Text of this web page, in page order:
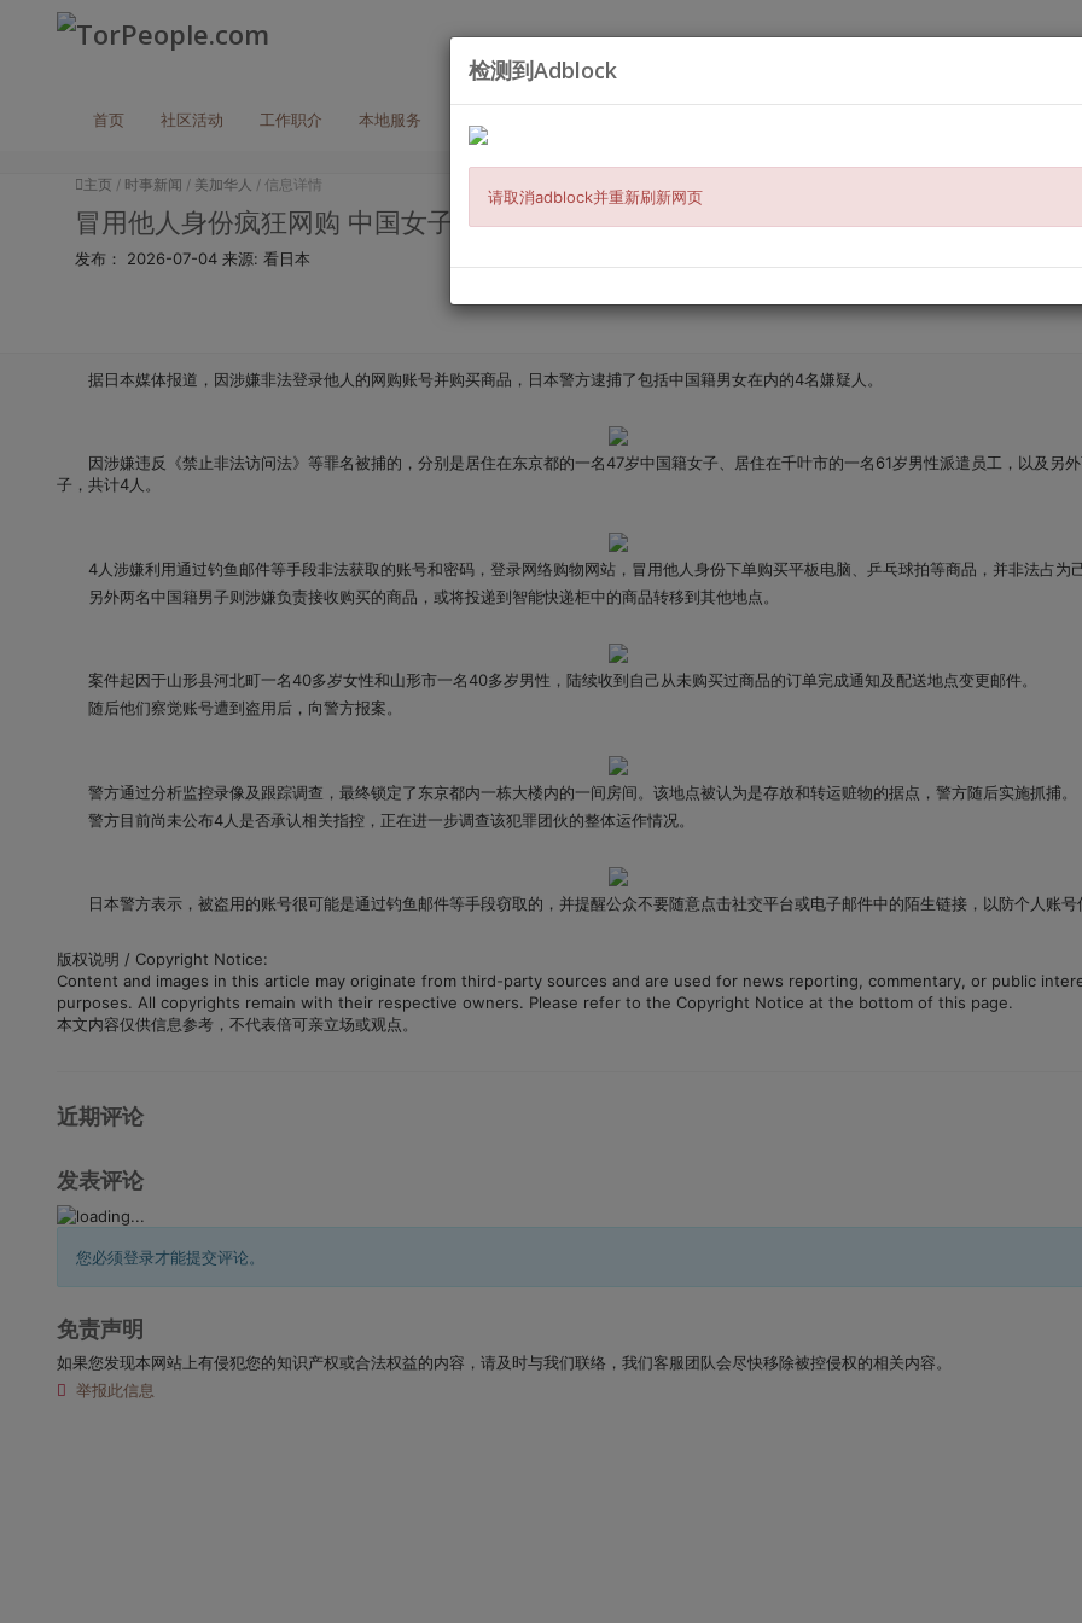
首页 社区活动 工作职介 本地服务
主页 / 时事新闻 / 美加华人 / 信息详情
冒用他人身份疯狂网购 中国女子等4人在日本被捕
发布： 2026-07-04 来源: 看日本
据日本媒体报道，因涉嫌非法登录他人的网购账号并购买商品，日本警方逮捕了包括中国籍男女在内的4名嫌疑人。
因涉嫌违反《禁止非法访问法》等罪名被捕的，分别是居住在东京都的一名47岁中国籍女子、居住在千叶市的一名61岁男性派遣员工，以及另外
子，共计4人。
4人涉嫌利用通过钓鱼邮件等手段非法获取的账号和密码，登录网络购物网站，冒用他人身份下单购买平板电脑、乒乓球拍等商品，并非法占为己
另外两名中国籍男子则涉嫌负责接收购买的商品，或将投递到智能快递柜中的商品转移到其他地点。
案件起因于山形县河北町一名40多岁女性和山形市一名40多岁男性，陆续收到自己从未购买过商品的订单完成通知及配送地点变更邮件。
随后他们察觉账号遭到盗用后，向警方报案。
警方通过分析监控录像及跟踪调查，最终锁定了东京都内一栋大楼内的一间房间。该地点被认为是存放和转运赃物的据点，警方随后实施抓捕。
警方目前尚未公布4人是否承认相关指控，正在进一步调查该犯罪团伙的整体运作情况。
日本警方表示，被盗用的账号很可能是通过钓鱼邮件等手段窃取的，并提醒公众不要随意点击社交平台或电子邮件中的陌生链接，以防个人账号
版权说明 / Copyright Notice:
Content and images in this article may originate from third-party sources and are used for news reporting, commentary, or public
purposes. All copyrights remain with their respective owners. Please refer to the Copyright Notice at the bottom of this page.
本文内容仅供信息参考，不代表倍可亲立场或观点。
近期评论
发表评论
您必须登录才能提交评论。
免责声明
如果您发现本网站上有侵犯您的知识产权或合法权益的内容，请及时与我们联络，我们客服团队会尽快移除被控侵权的相关内容。
举报此信息
检测到Adblock
请取消adblock并重新刷新网页